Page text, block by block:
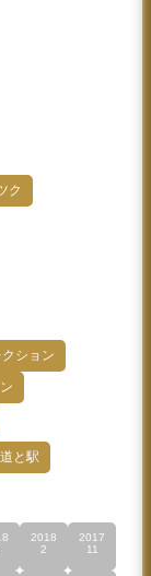
ク
ション
と駅
2018
2
2017
11